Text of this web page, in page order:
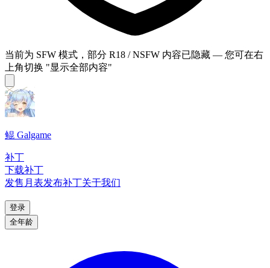
当前为 SFW 模式，部分 R18 / NSFW 内容已隐藏 — 您可在右
上角切换 "显示全部内容"
鲲 Galgame
补丁
下载补丁
发售月表发布补丁关于我们
登录
全年龄